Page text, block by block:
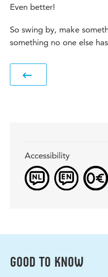
Even better!
So swing by, make
something no one else
Accessibility
GOOD TO KNOW